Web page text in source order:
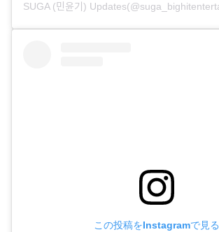
この投稿をInstagramで見る